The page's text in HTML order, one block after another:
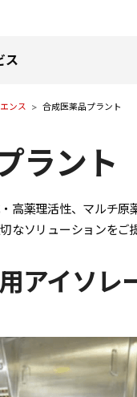
ス
ンス 合成医薬品プラント
ラント
高薬理活性、マルチ
なソリューションをご
アイソレ